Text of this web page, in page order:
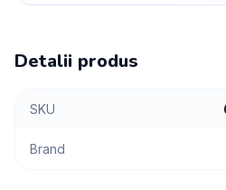
Detalii produs
SKU
Brand